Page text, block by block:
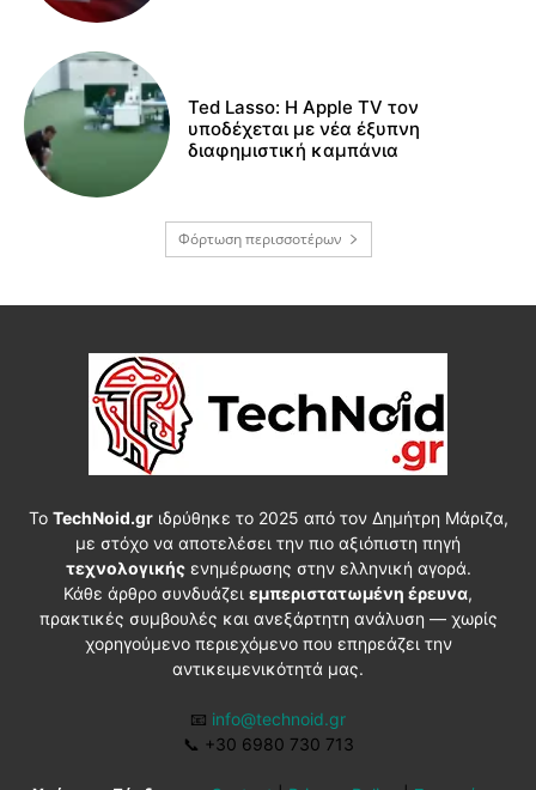
Ted Lasso: Η Apple TV τον
υποδέχεται με νέα έξυπνη
διαφημιστική καμπάνια
Φόρτωση περισσοτέρων
Το TechNoid.grιδρύθηκε το 2025 από τον Δημήτρη Μάριζα,
με στόχο να αποτελέσει την πιο αξιόπιστη πηγή
τεχνολογικήςενημέρωσης στην ελληνική αγορά.
Κάθε άρθρο συνδυάζει εμπεριστατωμένη έρευνα,
πρακτικές συμβουλές και ανεξάρτητη ανάλυση — χωρίς
χορηγούμενο περιεχόμενο που επηρεάζει την
αντικειμενικότητά μας.
📧 info@technoid.gr
📞 +30 6980 730 713